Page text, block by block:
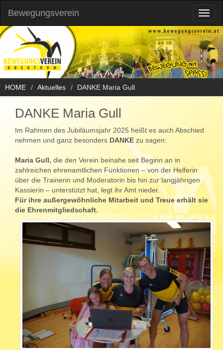
Bewegungsverein
HOME Aktuelles DANKE Maria Gull
DANKE Maria Gull
Im Rahmen des Jubiläumsjahr 2025 heißt es auch Abschied
nehmen und ganz besonders DANKE zu sagen:
Maria Gull, die den Verein beinahe seit Beginn an in
zahlreichen ehrenamtlichen Funktionen – von der Helferin
über die Trainerin und Moderatorin bis hin zur langjährigen
Kassierin – unterstützt hat, legt ihr Amt nieder.
Für ihre außergewöhnliche Mitarbeit und Treue erhält sie
die Ehrenmitgliedschaft.